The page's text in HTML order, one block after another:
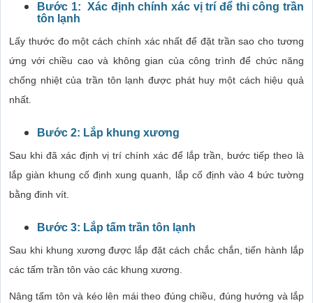
Bước 1: Xác định chính xác vị trí để thi công trần
tôn lạnh
Lấy thước đo một cách chính xác nhất để đặt trần sao cho tương
ứng với chiều cao và không gian của công trình để chức năng
chống nhiệt của trần tôn lạnh được phát huy một cách hiệu quả
nhất.
Bước 2: Lắp khung xương
Sau khi đã xác định vị trí chính xác để lắp trần, bước tiếp theo là
lắp giàn khung cố định xung quanh, lắp cố định vào 4 bức tường
bằng đinh vít.
Bước 3: Lắp tấm trần tôn lạnh
Sau khi khung xương được lắp đặt cách chắc chắn, tiến hành lắp
các tấm trần tôn vào các khung xương.
Nâng tấm tôn và kéo lên mái theo đúng chiều, đúng hướng và lắp